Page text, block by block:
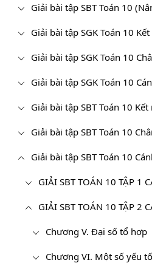
Giải bài tập SBT Toán 10
Giải bài tập SGK Toán 10
Giải bài tập SGK Toán 10
Giải bài tập SGK Toán 10
Giải bài tập SBT Toán 10
Giải bài tập SBT Toán 10
Giải bài tập SBT Toán 10
GIẢI SBT TOÁN 10 TẬP 1
GIẢI SBT TOÁN 10 TẬP 2
Chương V. Đại số tổ hợp
Chương VI. Một số yếu